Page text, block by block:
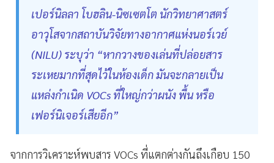
เปอร์นิลลา โบฮลิน-นิซเซตโต นักวิทยาศาสตร์
อาวุโสจากสถาบันวิจัยทางอากาศแห่งนอร์เวย์
(NILU) ระบุว่า “หากวางของเล่นที่ปล่อยสาร
ระเหยมากที่สุดไว้ในห้องเด็ก มันจะกลายเป็น
แหล่งกำเนิด VOCs ที่ใหญ่กว่าผนัง พื้น หรือ
เฟอร์นิเจอร์เสียอีก”
จากการวิเคราะห์พบสาร VOCs ที่แตกต่างกันถึงเกือบ 150